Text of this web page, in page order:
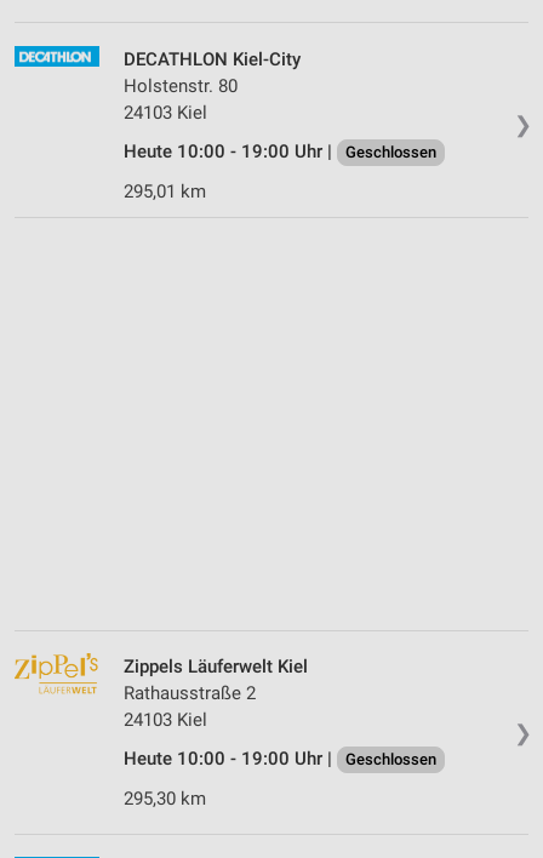
❯
DECATHLON Kiel-City
Holstenstr. 80
24103 Kiel
Heute 10:00 - 19:00 Uhr |
Geschlossen
295,01 km
❯
Zippels Läuferwelt Kiel
Rathausstraße 2
24103 Kiel
Heute 10:00 - 19:00 Uhr |
Geschlossen
295,30 km